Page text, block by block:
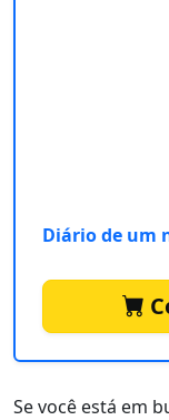
Diário de um
Se você está em